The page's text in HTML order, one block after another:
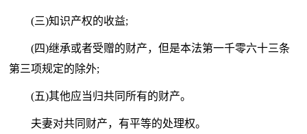
(三)知识产权的收益;
(四)继承或者受赠的财产，但是本法第一千零六十三条
第三项规定的除外;
(五)其他应当归共同所有的财产。
夫妻对共同财产，有平等的处理权。